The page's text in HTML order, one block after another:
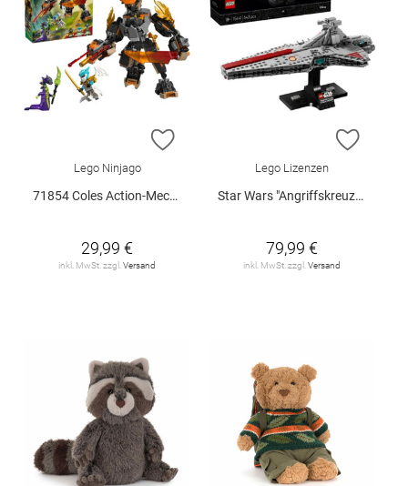
ZUR WUNSCHLISTE HINZUFÜGEN
Lego Ninjago
71854 Coles Action-Mech und Drache.. V29
29,99 €
inkl. MwSt. zzgl. Versand
ZUR
Lego Lizenzen
Star Wars "Angriffskreuzer der Venator-Klasse", 75441
79,99 €
inkl. MwSt. zzgl. Versand